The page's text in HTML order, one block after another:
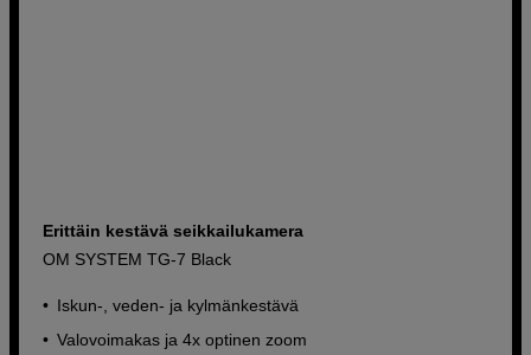
Erittäin kestävä seikkailukamera
OM SYSTEM TG-7 Black
Iskun-, veden- ja kylmänkestävä
Valovoimakas ja 4x optinen zoom